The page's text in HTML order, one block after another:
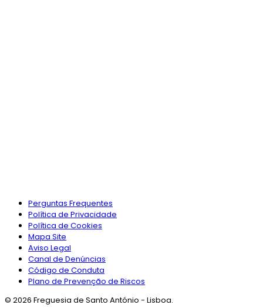
Perguntas Frequentes
Política de Privacidade
Política de Cookies
Mapa Site
Aviso Legal
Canal de Denúncias
Código de Conduta
Plano de Prevenção de Riscos
© 2026 Freguesia de Santo António - Lisboa.